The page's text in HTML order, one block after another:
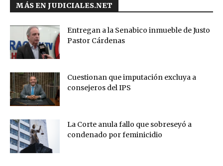
MÁS EN JUDICIALES.NET
Entregan a la Senabico inmueble de Justo
Pastor Cárdenas
Cuestionan que imputación excluya a
consejeros del IPS
La Corte anula fallo que sobreseyó a
condenado por feminicidio